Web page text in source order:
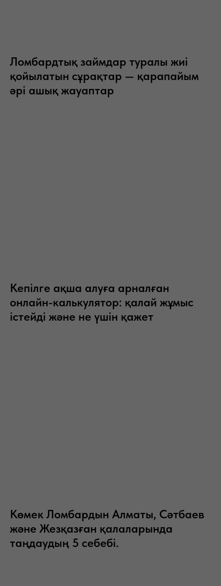
Ломбардтық займдар туралы жиі
қойылатын сұрақтар — қарапайым
әрі ашық жауаптар
Кепілге ақша алуға арналған
онлайн-калькулятор: қалай жұмыс
істейді және не үшін қажет
Көмек Ломбардын Алматы, Сәтбаев
және Жезқазған қалаларында
таңдаудың 5 себебі.